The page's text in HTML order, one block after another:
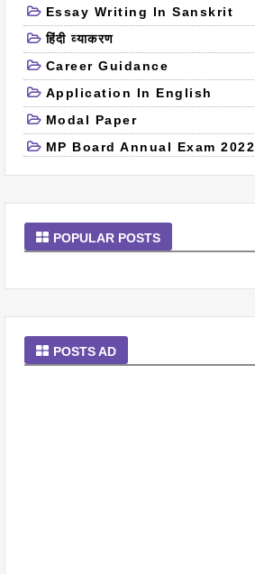
Essay Writing In Sanskrit
हिंदी व्याकरण
Career Guidance
Application In English
Modal Paper
MP Board Annual Exam 2022
POPULAR POSTS
POSTS AD